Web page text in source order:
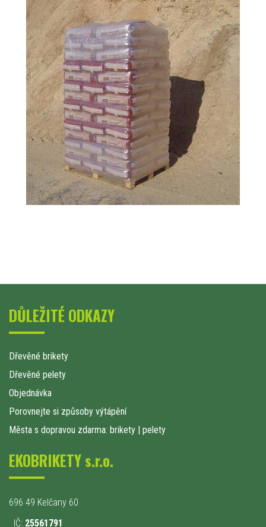
DŮLEŽITÉ ODKAZY
Dřevěné brikety
Dřevěné pelety
Objednávka
Porovnejte si způsoby výtápění
Města s dopravou zdarma: brikety | pelety
EKOBRIKETY s.r.o.
696 49 Kelčany 60
IČ: 25561791